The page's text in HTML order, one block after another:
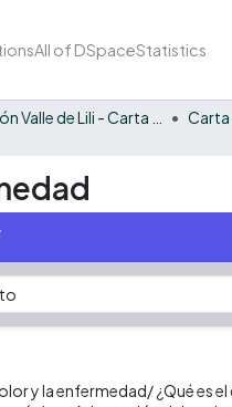
All of DSpaceStatistics
Carta
y la enfermedad/ ¿Qué es